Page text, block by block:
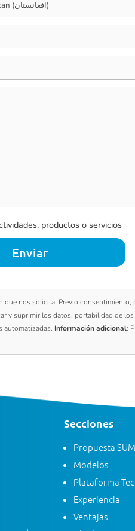
productos o servicios
nos solicita. Previo consentimiento,
y suprimir los datos, portabilidad de
automatizadas. Información adicional:
Secciones
Propuesta
Modelos
Plataforma
Experiencia
Ventajas